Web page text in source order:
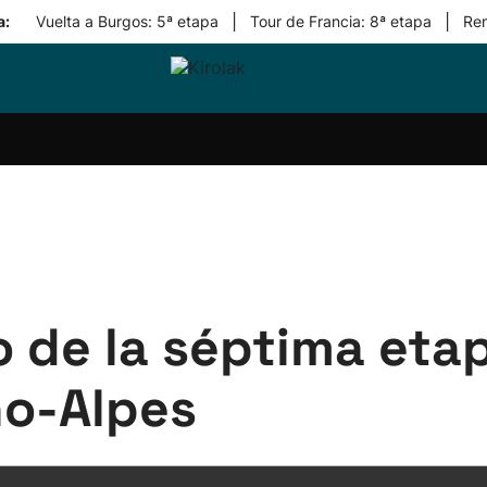
Vuelta a Burgos: 5ª etapa Tour de Francia: 8ª etapa
Equipos
de la séptima
Alpes